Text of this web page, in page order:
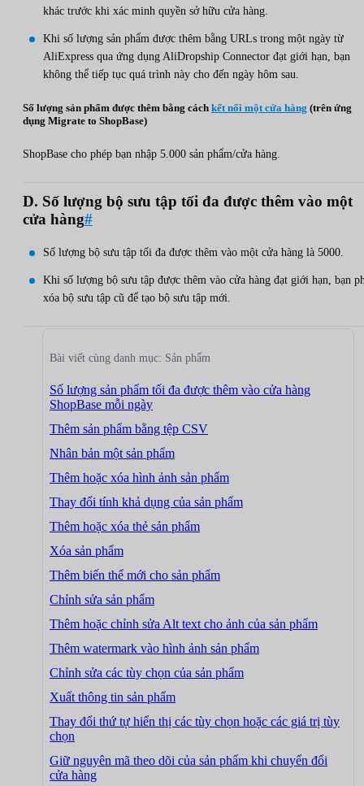
khác trước khi xác minh quyền sở hữu cửa hàng.
Khi số lượng sản phẩm được thêm bằng URLs trong một ngày từ
AliExpress qua ứng dụng AliDropship Connector đạt giới hạn, bạn
không thể tiếp tục quá trình này cho đến ngày hôm sau.
Số lượng sản phẩm được thêm bằng cách kết nối một cửa hàng (trên ứng
dụng Migrate to ShopBase)
ShopBase cho phép bạn nhập 5.000 sản phẩm/cửa hàng.
D. Số lượng bộ sưu tập tối đa được thêm vào một
cửa hàng#
Số lượng bộ sưu tập tối đa được thêm vào một cửa hàng là 5000.
Khi số lượng bộ sưu tập được thêm vào cửa hàng đạt giới hạn, bạn
xóa bộ sưu tập cũ để tạo bộ sưu tập mới.
Bài viết cùng danh mục: Sản phẩm
Số lượng sản phẩm tối đa được thêm vào cửa hàng
ShopBase mỗi ngày
Thêm sản phẩm bằng tệp CSV
Nhân bản một sản phẩm
Thêm hoặc xóa hình ảnh sản phẩm
Thay đổi tính khả dụng của sản phẩm
Thêm hoặc xóa thẻ sản phẩm
Xóa sản phẩm
Thêm biến thể mới cho sản phẩm
Chỉnh sửa sản phẩm
Thêm hoặc chỉnh sửa Alt text cho ảnh của sản phẩm
Thêm watermark vào hình ảnh sản phẩm
Chỉnh sửa các tùy chọn của sản phẩm
Xuất thông tin sản phẩm
Thay đổi thứ tự hiển thị các tùy chọn hoặc các giá trị tùy
chọn
Giữ nguyên mã theo dõi của sản phẩm khi chuyển đổi
cửa hàng